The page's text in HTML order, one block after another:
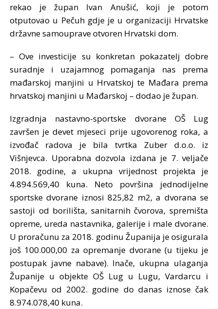
rekao je župan Ivan Anušić, koji je potom
otputovao u Pečuh gdje je u organizaciji Hrvatske
državne samouprave otvoren Hrvatski dom.
– Ove investicije su konkretan pokazatelj dobre
suradnje i uzajamnog pomaganja nas prema
mađarskoj manjini u Hrvatskoj te Mađara prema
hrvatskoj manjini u Mađarskoj – dodao je župan.
Izgradnja nastavno-sportske dvorane OŠ Lug
završen je devet mjeseci prije ugovorenog roka, a
izvođač radova je bila tvrtka Zuber d.o.o. iz
Višnjevca. Uporabna dozvola izdana je 7. veljače
2018. godine, a ukupna vrijednost projekta je
4.894.569,40 kuna. Neto površina jednodijelne
sportske dvorane iznosi 825,82 m2, a dvorana se
sastoji od borilišta, sanitarnih čvorova, spremišta
opreme, ureda nastavnika, galerije i male dvorane.
U proračunu za 2018. godinu Županija je osigurala
još 100.000,00 za opremanje dvorane (u tijeku je
postupak javne nabave). Inače, ukupna ulaganja
Županije u objekte OŠ Lug u Lugu, Vardarcu i
Kopačevu od 2002. godine do danas iznose čak
8.974.078,40 kuna.